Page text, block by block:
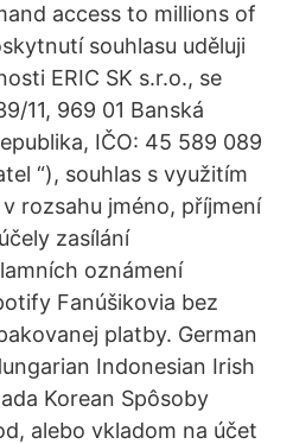
access to millions of
souhlasu uděluji
ERIC SK s.r.o., se
11, 969 01 Banská
IČO: 45 589 089
“), souhlas s využitím
rozsahu jméno, příjmení
zasílání
oznámení
Fanúšikovia bez
platby. German
Indonesian Irish
Korean Spôsoby
alebo vkladom na účet